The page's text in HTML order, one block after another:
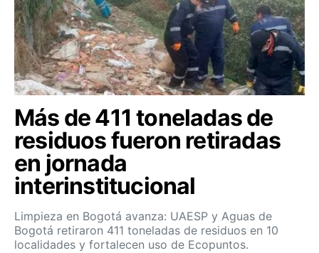
Más de 411 toneladas de
residuos fueron retiradas
en jornada
interinstitucional
Limpieza en Bogotá avanza: UAESP y Aguas de
Bogotá retiraron 411 toneladas de residuos en 10
localidades y fortalecen uso de Ecopuntos.